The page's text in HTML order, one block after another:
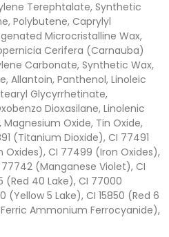
Terephtalate, Synthetic
Polybutene, Caprylyl
Microcristalline Wax,
Cerifera (Carnauba)
Carbonate, Synthetic Wax,
Allantoin, Panthenol, Linoleic
Glycyrrhetinate,
Dioxasilane, Linolenic
Magnesium Oxide, Tin Oxide,
(Titanium Dioxide), CI 77491
Oxides), CI 77499 (Iron Oxides),
(Manganese Violet), CI
(Red 40 Lake), CI 77000
(Yellow 5 Lake), CI 15850 (Red 6
Ammonium Ferrocyanide),